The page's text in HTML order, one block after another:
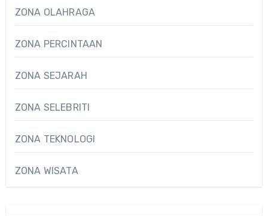
ZONA OLAHRAGA
ZONA PERCINTAAN
ZONA SEJARAH
ZONA SELEBRITI
ZONA TEKNOLOGI
ZONA WISATA